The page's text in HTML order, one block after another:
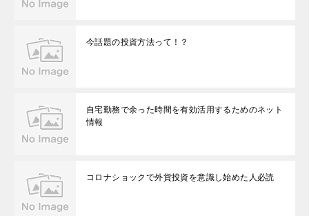
今話題の投資方法って！？
自宅勤務で余った時間を有効活用するためのネット
情報
コロナショックで外貨投資を意識し始めた人必読